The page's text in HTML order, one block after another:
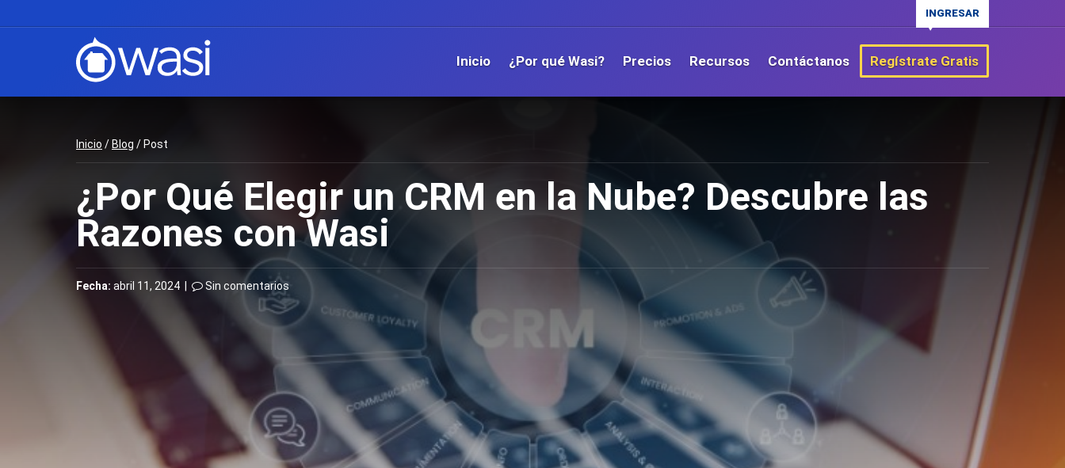
INGRESAR
Inicio ¿Por qué Wasi? Precios Recursos Contáctanos Regístrate Gratis
Inicio / Blog / Post
¿Por Qué Elegir un CRM en la Nube? Descubre las
Razones con Wasi
Fecha: abril 11, 2024 | Sin comentarios